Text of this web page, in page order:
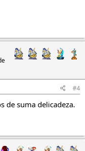
#4
de suma delicadeza.